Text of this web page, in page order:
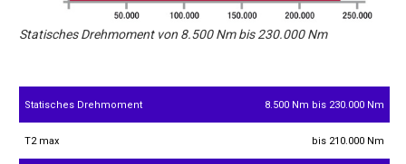
Statisches Drehmoment von 8.500 Nm bis 230.000 Nm
Statisches Drehmoment 8.500 Nm bis 230.000 Nm
T2 max bis 210.000 Nm